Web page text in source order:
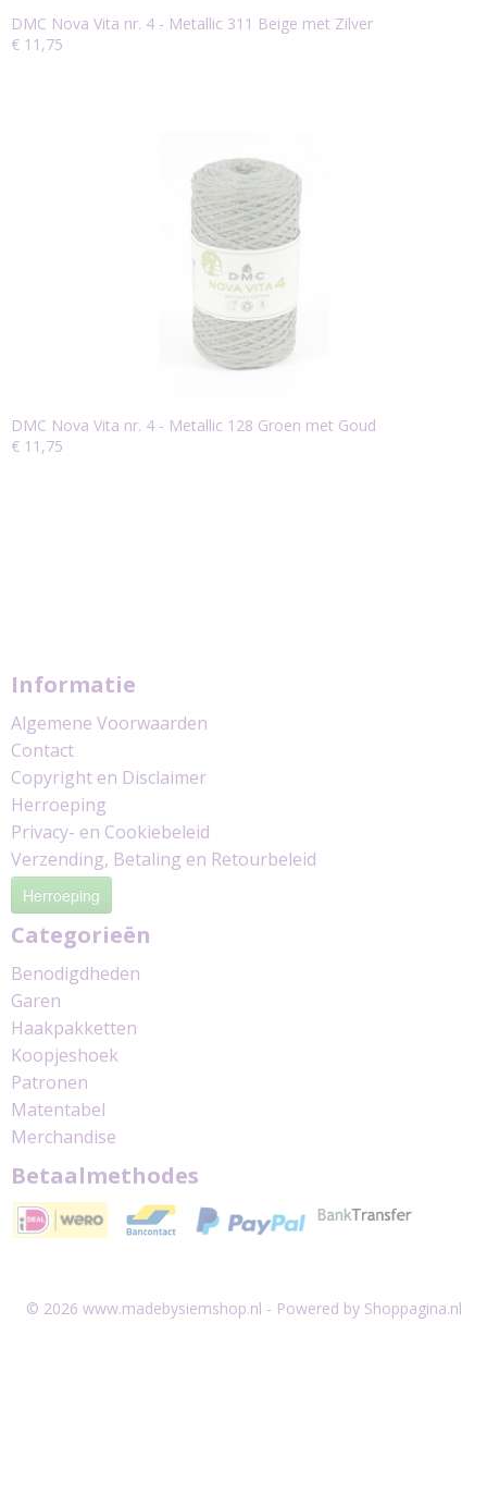
DMC Nova Vita nr. 4 - Metallic 311 Beige met Zilver
€ 11,75
DMC Nova Vita nr. 4 - Metallic 128 Groen met Goud
€ 11,75
Informatie
Algemene Voorwaarden
Contact
Copyright en Disclaimer
Herroeping
Privacy- en Cookiebeleid
Verzending, Betaling en Retourbeleid
Herroeping
Categorieën
Benodigdheden
Garen
Haakpakketten
Koopjeshoek
Patronen
Matentabel
Merchandise
Betaalmethodes
© 2026 www.madebysiemshop.nl - Powered by Shoppagina.nl